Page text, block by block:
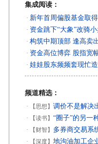
集成阅读：
· 新年首周偏股基金取
· 资金跳下“大象”改骑
· 构筑中期顶部 逢高卖
· 资金高位博弈 股指宽
· 娃娃股东频频套现忙
频道精选：
· 【思想】 调价不是解决
·
【读书】 “圈子”的另一
·
【财智】 多券商交易系
·
【深度】 地沟油加工企